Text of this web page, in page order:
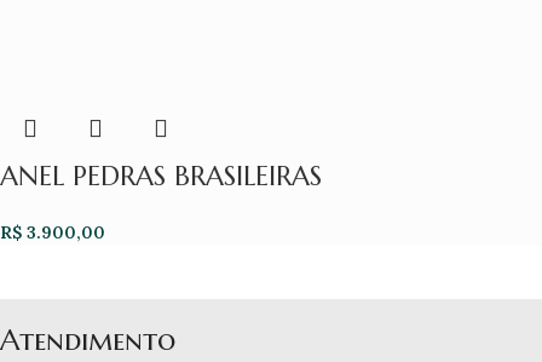
ANEL PEDRAS BRASILEIRAS
R$ 3.900,00
Atendimento